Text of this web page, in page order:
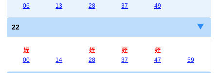
06
13
28
37
49
22
姪
00
14
姪
28
姪
37
姪
47
59